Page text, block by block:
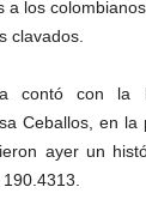
a los
clavados.
contó con la
Ceballos, en
ayer un